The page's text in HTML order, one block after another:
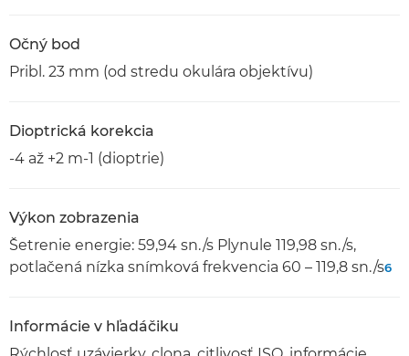
Očný bod
Pribl. 23 mm (od stredu okulára objektívu)
Dioptrická korekcia
-4 až +2 m-1 (dioptrie)
Výkon zobrazenia
Šetrenie energie: 59,94 sn./s Plynule 119,98 sn./s,
potlačená nízka snímková frekvencia 60 – 119,8 sn./s6
Informácie v hľadáčiku